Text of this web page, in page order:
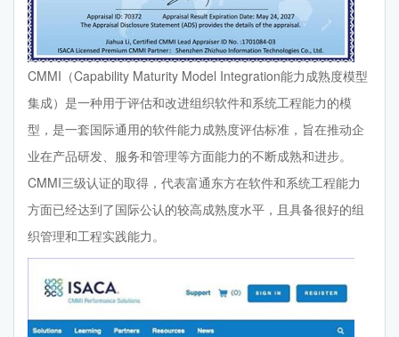
CMMI（Capability Maturity Model Integration能力成熟度模型
集成）是一种用于评估和改进组织软件和系统工程能力的模
型，是一套国际通用的软件能力成熟度评估标准，旨在推动企
业在产品研发、服务和管理等方面能力的不断成熟和进步。
CMMI三级认证的取得，代表富通东方在软件和系统工程能力
方面已经达到了国际公认的较高成熟度水平，且具备很好的组
织管理和工程实践能力。